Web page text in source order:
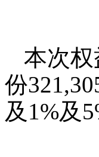
本次
份
及1%及